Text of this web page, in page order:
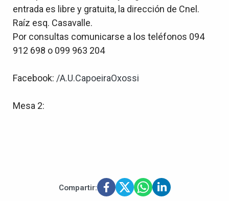
entrada es libre y gratuita, la dirección de Cnel.
Raíz esq. Casavalle.
Por consultas comunicarse a los teléfonos 094
912 698 o 099 963 204
Facebook: /A.U.CapoeiraOxossi
Mesa 2:
Compartir: